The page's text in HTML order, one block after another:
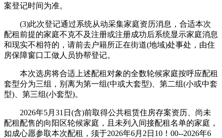
案登记时间为准。
(3)此次登记通过系统从动采集家庭资历消息，合适本次
配租前提的家庭不克不及注册或注册成功后系统显示家庭消息
和现实不相符的，请前去户籍所正在街道(地域)处事处，由住
房保障窗口工做人员协帮登记。
本次选房将合适上述配租对象的全数轮候家庭按呼应配租
套型分为三组，别离为第一组(中或大套型)、第二组(小或中套
型)、第三组(小套型)。
2026年5月31日(含)前取得公共租赁住房存案资历、尚未
配租配售的向阳区轮候家庭，且未列入间接配租名单的家庭，
如成心愿参取本次配租，须于2026年6月2日10！00--2026年6